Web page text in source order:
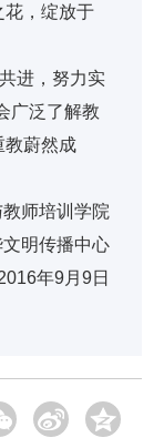
花，绽放于
进，努力实
广泛了解教
教蔚然成
师培训学院
明传播中心
年9月9日